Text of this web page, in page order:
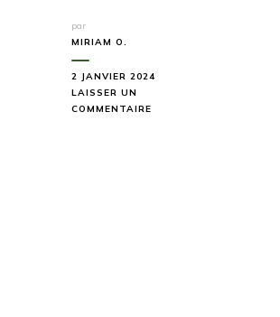
par
MIRIAM O.
2 JANVIER 2024
LAISSER UN
COMMENTAIRE